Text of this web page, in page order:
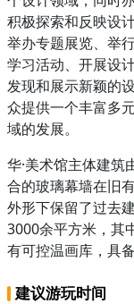
积极探索和反映设
举办专题展览、举
学习活动、开展设
发现和展示新颖的
众提供一个丰富多
域的发展。
华·美术馆主体建筑
合的玻璃幕墙在旧
外形下保留了过去
3000余平方米，其
有可控温画库，具
建议游玩时间